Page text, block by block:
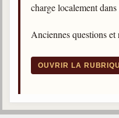
trimestrielles
Sujets du mois
Maximes
charge localement
Anciennes questions
OUVRIR LA